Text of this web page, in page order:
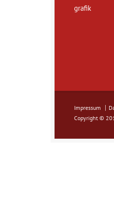
Impressum
Copyright ©